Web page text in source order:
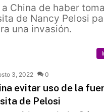
China de haber
de Nancy Pelosi
una invasión.
3, 2022 0
evitar uso de la
de Pelosi